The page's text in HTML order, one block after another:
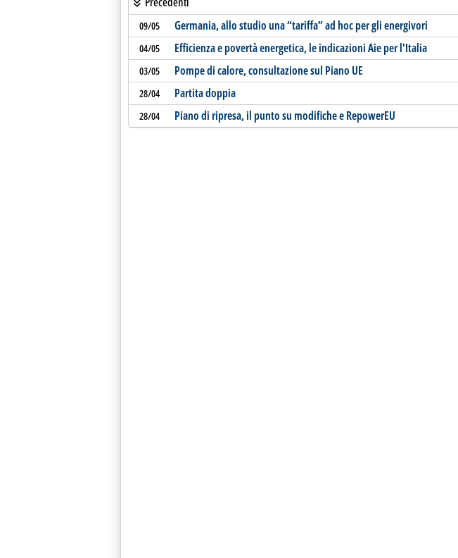
09/05 Germania, allo studio una “tariffa” ad hoc per gli energivori
04/05 Efficienza e povertà energetica, le indicazioni Aie per l'Italia
03/05 Pompe di calore, consultazione sul Piano UE
28/04 Partita doppia
28/04 Piano di ripresa, il punto su modifiche e RepowerEU